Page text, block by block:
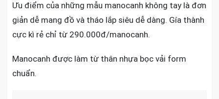
Ưu điểm của những mẫu manocanh không tay là đơn
giản dễ mang đồ và tháo lắp siêu dễ dàng. Gía thành
cực kì rẻ chỉ từ 290.000đ/manocanh.
Manocanh được làm từ thân nhựa bọc vải form
chuẩn.